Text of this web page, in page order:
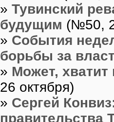
» Тувинский
будущим (№50,
» События
борьбы за
» Может,
26 октября)
» Сергей
правительства